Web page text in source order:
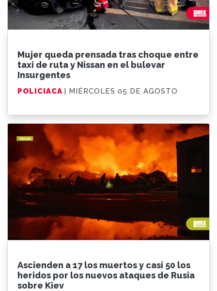
Mujer queda prensada tras choque entre
taxi de ruta y Nissan en el bulevar
Insurgentes
POLICIACA | MIÉRCOLES 05 DE AGOSTO
Ascienden a 17 los muertos y casi 50 los
heridos por los nuevos ataques de Rusia
sobre Kiev